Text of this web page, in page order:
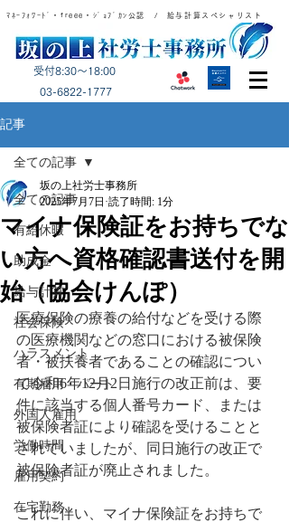
ﾏﾈｰﾌｫﾜｰﾄﾞ・freee・ｼﾞｮﾌﾞｶﾝ公認 / 給与計算スペシャリスト
受付8:30～18:00
​03-6822-1777
記事
全ての記事
有給休暇
助成金
給与計算
社会保険
ハラスメント
有期雇用・パート
外国人雇用
労働時間
雇用契約
在宅勤務
全ての記事
マイナ保険証をお持ちでな
い方へ資格確認書送付を開
始（協会けんぽ）
坂の上社労士事務所
2025年7月7日 読了時間: 1分
医療保険の療養の給付などを受ける際
の医療機関などの窓口における被保険
者・被扶養者であることの確認につい
て令和6年12月2日施行の改正前は、要
件に該当する個人番号カード、または
被保険者証により確認を受けることと
されていましたが、同日施行の改正で
被保険者証が廃止されました。
これに伴い、マイナ保険証をお持ちで